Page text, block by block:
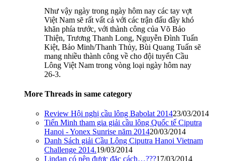
Như vậy ngày trong ngày hôm nay các tay vợt
Việt Nam sẽ rất vất cả với các trận đấu đầy khó
khăn phía trước, với thành công của Võ Bảo
Thiện, Trương Thanh Long, Nguyễn Đình Tuấn
Kiệt, Bảo Minh/Thanh Thủy, Bùi Quang Tuấn sẽ
mang nhiều thành công về cho đội tuyển Cầu
Lông Việt Nam trong vòng loại ngày hôm nay
26-3.
More Threads in same category
Review Hội nghị cầu lông Babolat 201423/03/2014
Tiến Minh tham gia giải cầu lông Quốc tế Ciputra
Hanoi - Yonex Sunrise năm 201420/03/2014
Danh Sách giải Cầu Lông Ciputra Hanoi Vietnam
Challenge 2014.19/03/2014
Lindan có nên được đặc cách…???17/03/2014